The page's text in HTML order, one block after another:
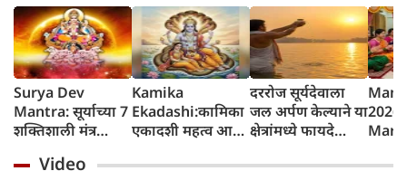
Surya Dev
Mantra: सूर्याच्या 7
शक्तिशाली मंत्र
Kamika
Ekadashi:कामिका
एकादशी महत्व आणि
दररोज सूर्यदेवाला
जल अर्पण केल्याने या
क्षेत्रांमध्ये फायदे
2026
Video